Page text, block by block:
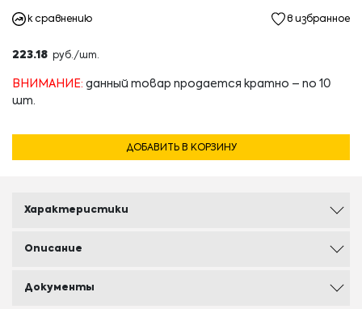
к сравнению в избранное
223.18 руб./шт.
ВНИМАНИЕ: данный товар продается кратно – по 10
шт.
ДОБАВИТЬ В КОРЗИНУ
Характеристики
Описание
Документы